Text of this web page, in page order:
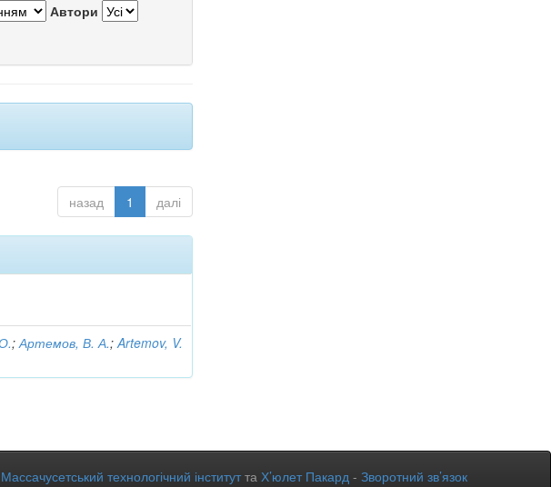
Автори
назад 1 далі
;Артемов, В. А.;Artemov, V.
Массачусетський технологічний інститутта Х’юлет Пакард - Зворотний зв’язок